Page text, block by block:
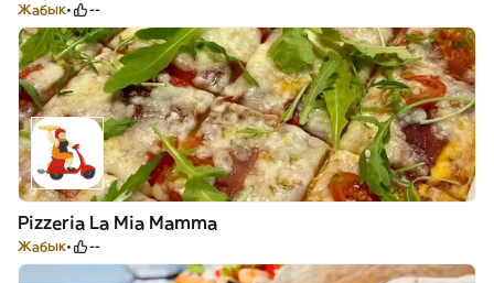
Жабык --
Pizzeria La Mia Mamma
Жабык --